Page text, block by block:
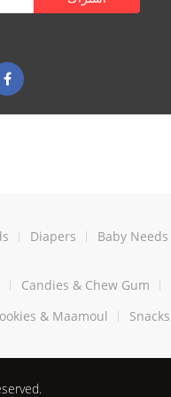
Diapers Baby Needs
Candies & Chew Gum
& Maamoul
Snacks